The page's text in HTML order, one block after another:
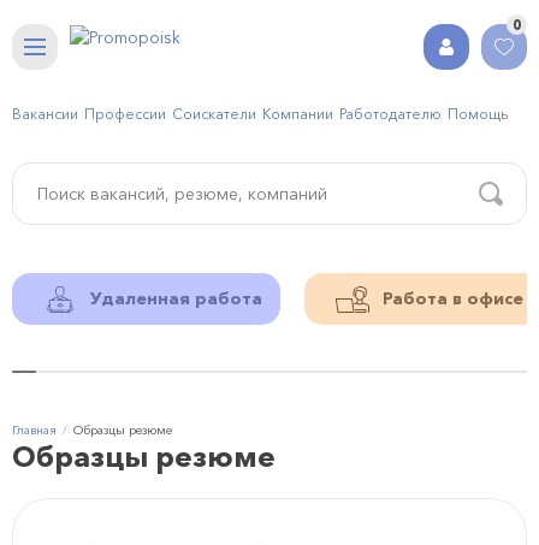
0
Вакансии Профессии Соискатели Компании Работодателю Помощь
Удаленная работа Работа в офисе
Главная Образцы резюме
Образцы резюме